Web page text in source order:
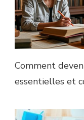
Comment
essentielles et